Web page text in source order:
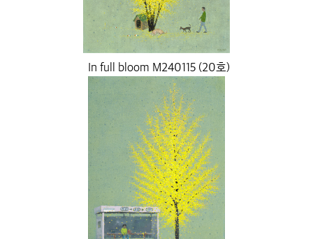
In full bloom M240115 (20호)